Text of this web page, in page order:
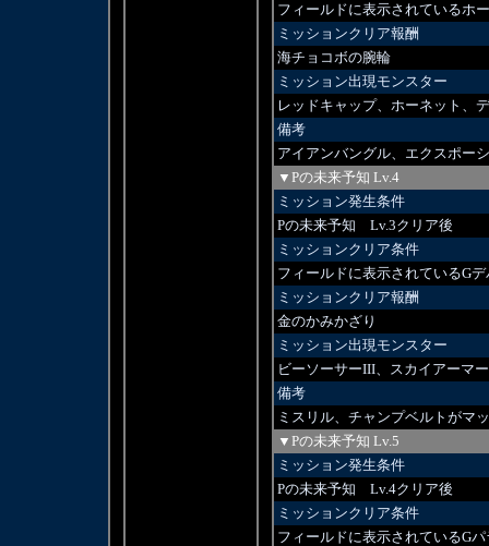
フィールドに表示されているホ
ミッションクリア報酬
海チョコボの腕輪
ミッション出現モンスター
レッドキャップ、ホーネット、
備考
アイアンバングル、エクスポー
▼Pの未来予知 Lv.4
ミッション発生条件
Pの未来予知 Lv.3クリア後
ミッションクリア条件
フィールドに表示されているG
ミッションクリア報酬
金のかみかざり
ミッション出現モンスター
ビーソーサーIII、スカイアーマ
備考
ミスリル、チャンプベルトがマ
▼Pの未来予知 Lv.5
ミッション発生条件
Pの未来予知 Lv.4クリア後
ミッションクリア条件
フィールドに表示されているG